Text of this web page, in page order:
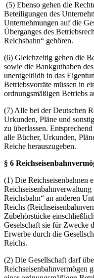
(5) Ebenso gehen die
Beteiligungen des
Unternehmungen auf die
Überganges des
Reichsbahn“ gehören.
(6) Gleichzeitig gehen die
sowie die Bankguthaben
unentgeltlidh in das
Betriebsvorräte müssen in
ordnungsmäßigen Betriebs
(7) Alle bei der Deutschen
Urkunden, Pläne und
zu überlassen.
alle Bücher, Urkunden,
Reiche herauszugeben.
§ 6
(1) Die Reichseisenbahnen
Reichsbahn“ an anderen
Reichs
Zubehörstücke
Geselschaft sie für Zwecke
Erwerbe durch die
Reichs.
(2) Die Gesellschaft darf
Reichseisenbahnvermögen